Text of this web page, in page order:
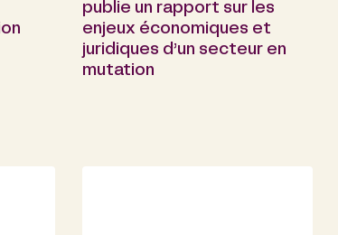
publie un rapport sur les
enjeux économiques et
juridiques d’un secteur en
mutation